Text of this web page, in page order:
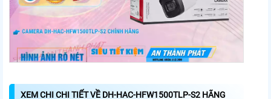
XEM CHI CHI TIẾT VỀ DH-HAC-HFW1500TLP-S2 HÃNG